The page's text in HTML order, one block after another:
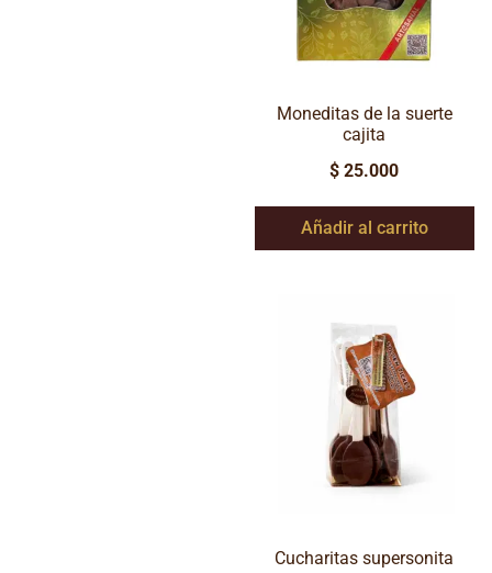
Moneditas de la suerte
cajita
$ 25.000
Añadir al carrito
Cucharitas supersonita